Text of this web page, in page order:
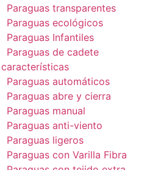
Paraguas transparentes
Paraguas ecológicos
Paraguas Infantiles
Paraguas de cadete
Paraguas automáticos
Paraguas abre y cierra
Paraguas manual
Paraguas anti-viento
Paraguas ligeros
Paraguas con Varilla Fibra